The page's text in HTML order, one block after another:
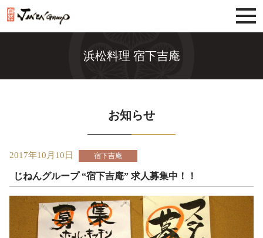
浜松料理 宿下吉庵
お知らせ
2017年10月10日 宿下吉庵
じねんグループ “宿下吉庵” 求人募集中！！